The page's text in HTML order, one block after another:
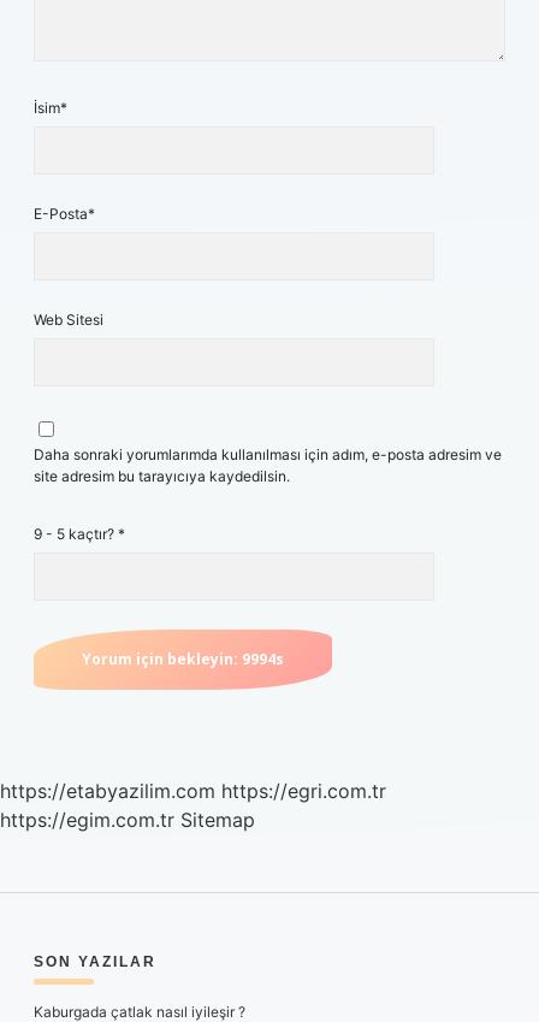
İsim*
E-Posta*
Web Sitesi
Daha sonraki yorumlarımda kullanılması için adım, e-posta adresim ve
site adresim bu tarayıcıya kaydedilsin.
9 - 5 kaçtır? *
https://etabyazilim.com https://egri.com.tr
https://egim.com.tr Sitemap
SIDEBAR
SON YAZILAR
Kaburgada çatlak nasıl iyileşir ?